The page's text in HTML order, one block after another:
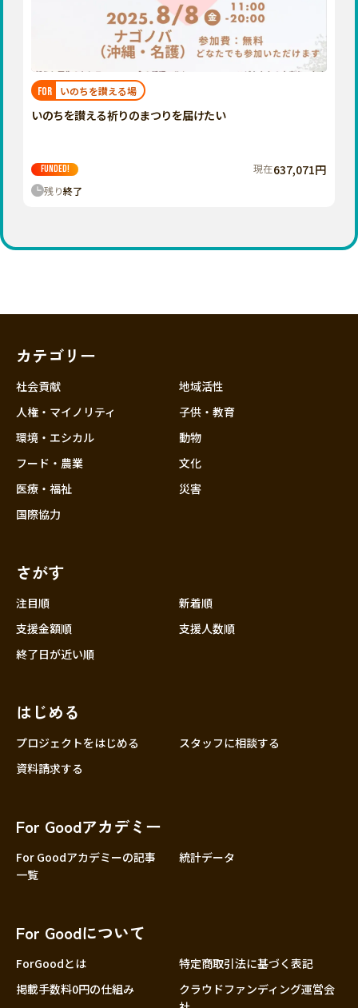
愛媛
高知
熊本
鹿児島
FOR いのちを讃える場
いのちを讃える祈りのまつりを届けたい
FUNDED! 現在637,071円
残り終了
カテゴリー
社会貢献
人権・マイノリティ
環境・エシカル
フード・農業
医療・福祉
国際協力
地域活性
子供・教育
動物
文化
災害
さがす
注目順
新着順
支援金額順
支援人数順
終了日が近い順
はじめる
プロジェクトをはじめる
スタッフに相談する
資料請求する
For Goodアカデミー
For Goodアカデミーの記事
一覧
統計データ
For Goodについて
ForGoodとは
掲載手数料0円の仕組み
特定商取引法に基づく表記
クラウドファンディング運営会